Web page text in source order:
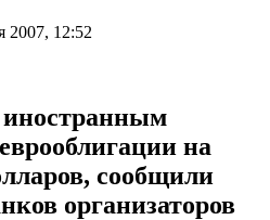
2007, 12:52
иностранным
на
сообщили
организаторов